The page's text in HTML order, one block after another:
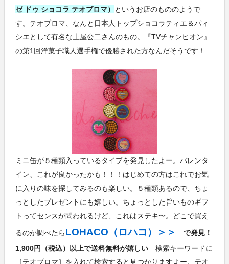
ゼ ドゥ ショコラ テオブロマ）
というお店のもののようで
す。テオブロマ、なんと日本人トップショコラティエ＆パィ
シエとして有名な土屋公二さんのもの。『TVチャンピオン』
の第1回洋菓子職人選手権で優勝された方なんだそうです！
ミニ缶が５種類入っているタイプを発見したよー。バレンタ
イン、これが良かったかも！！！はじめての方はこれでお気
に入りの味を探してみるのも楽しい。５種類あるので、ちょ
っとしたプレゼントにも嬉しい。ちょっとした旨いものギフ
トってセンスが問われるけど、これはステキ〜。どこで買え
るのか調べたらLOHACO（ロハコ）＞＞
で発見！
1,900円（税込）以上で送料無料が嬉しい 検索キーワードに
［テオブロマ］を入れて検索すると見つかりますよー。テオ